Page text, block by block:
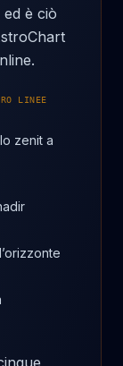
è ciò
LINEE
zenit a